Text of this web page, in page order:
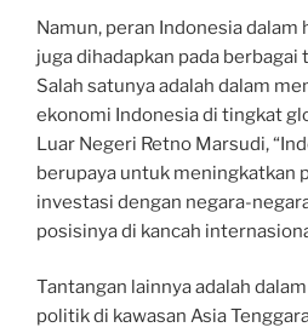
Namun, peran Indonesia
juga dihadapkan pada berbagai
Salah satunya adalah dalam
ekonomi Indonesia di tingkat
Luar Negeri Retno Marsudi,
berupaya untuk meningkatkan
investasi dengan negara-
posisinya di kancah
Tantangan lainnya adalah
politik di kawasan Asia